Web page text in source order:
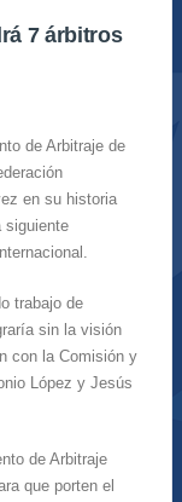
7 árbitros
de Arbitraje de
en su historia
siguiente
trabajo de
sin la visión
con la Comisión y
López y Jesús
de Arbitraje
que porten el